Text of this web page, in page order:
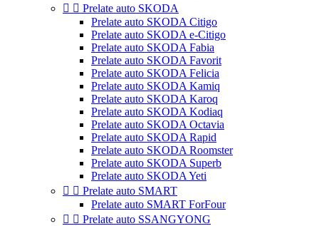
  Prelate auto SKODA
Prelate auto SKODA Citigo
Prelate auto SKODA e-Citigo
Prelate auto SKODA Fabia
Prelate auto SKODA Favorit
Prelate auto SKODA Felicia
Prelate auto SKODA Kamiq
Prelate auto SKODA Karoq
Prelate auto SKODA Kodiaq
Prelate auto SKODA Octavia
Prelate auto SKODA Rapid
Prelate auto SKODA Roomster
Prelate auto SKODA Superb
Prelate auto SKODA Yeti
  Prelate auto SMART
Prelate auto SMART ForFour
  Prelate auto SSANGYONG